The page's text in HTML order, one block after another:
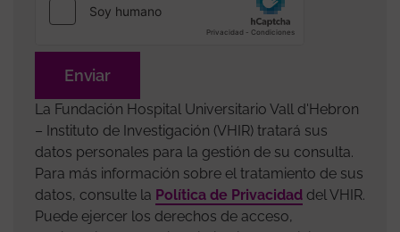
La Fundación Hospital Universitario Vall d'Hebron
– Instituto de Investigación (VHIR) tratará sus
datos personales para la gestión de su consulta.
Para más información sobre el tratamiento de sus
datos, consulte la Política de Privacidad del VHIR.
Puede ejercer los derechos de acceso,